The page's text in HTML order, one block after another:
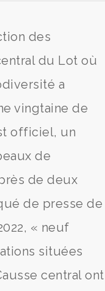
des
du Lot où
a
vingtaine de
officiel, un
de
de deux
de presse de
« neuf
situées
central ont